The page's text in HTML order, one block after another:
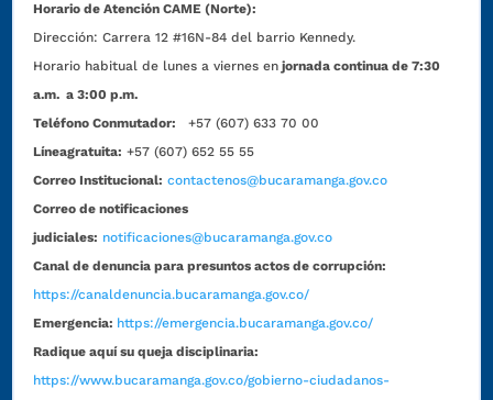
Horario de Atención CAME (Norte):
Dirección:Carrera 12 #16N-84 del barrio Kennedy.
Horario habitual de lunes a viernes en jornada continua de 7:30
a.m. a 3:00 p.m.
Teléfono Conmutador:
+57 (607) 633 70 00
Líneagratuita: +57 (607) 652 55 55
Correo Institucional: contactenos@bucaramanga.gov.co
Correo de notificaciones
judiciales: notificaciones@bucaramanga.gov.co
Canal de denuncia para presuntos actos de corrupción:
https://canaldenuncia.bucaramanga.gov.co/
Emergencia: https://emergencia.bucaramanga.gov.co/
Radique aquí su queja disciplinaria:
https://www.bucaramanga.gov.co/gobierno-ciudadanos-